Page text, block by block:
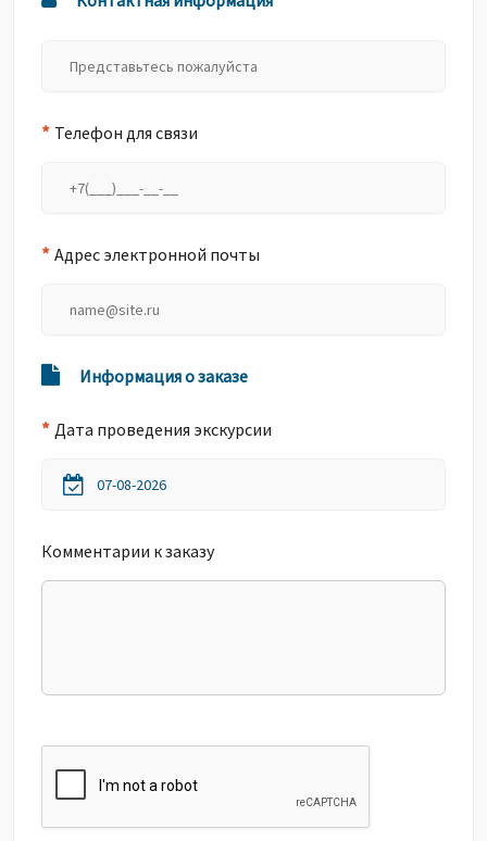
* Телефон для связи
* Адрес электронной почты
Информация о заказе
* Дата проведения экскурсии
Комментарии к заказу